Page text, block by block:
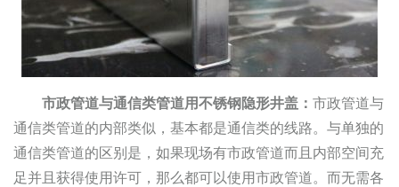
市政管道与通信类管道用不锈钢隐形井盖： 市政管道与
通信类管道的内部类似，基本都是通信类的线路。与单独的
通信类管道的区别是，如果现场有市政管道而且内部空间充
足并且获得使用许可，那么都可以使用市政管道。而无需各